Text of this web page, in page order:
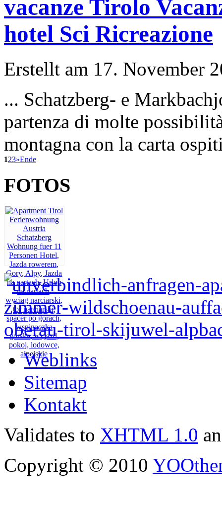
vacanze Tirolo
hotel Sci Ricreazione
Erstellt am 17. November
... Schatzberg- e
partenza di molte
montagna con la carta
123»Ende
FOTOS
Weblinks
Sitemap
Kontakt
Validates to XHTML 1.0
Copyright © 2010